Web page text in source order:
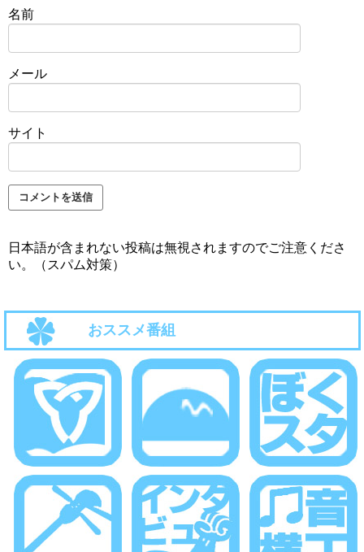
名前
メール
サイト
日本語が含まれない投稿は無視されますのでご注意くださ
い。（スパム対策）
おススメ番組